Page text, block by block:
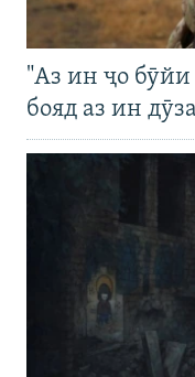
"Аз ин ҷо
бояд аз ин